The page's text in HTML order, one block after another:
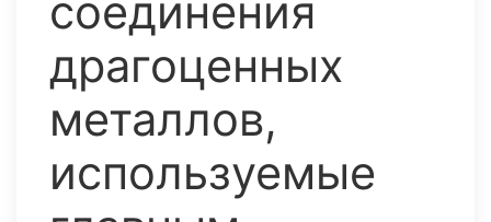
соединения
драгоценных
металлов,
используемые